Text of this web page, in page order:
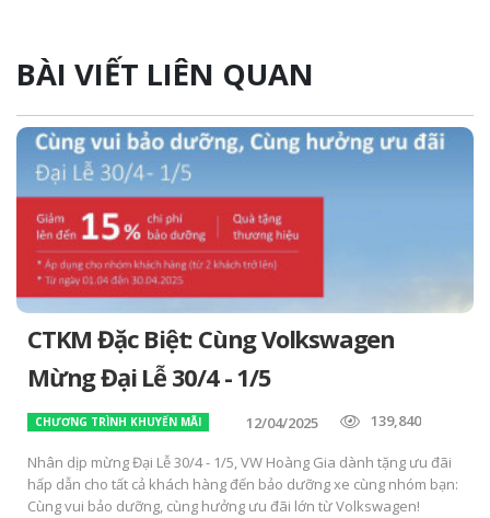
BÀI VIẾT LIÊN QUAN
CTKM Đặc Biệt: Cùng Volkswagen
Mừng Đại Lễ 30/4 - 1/5
CHƯƠNG TRÌNH KHUYẾN MÃI 12/04/2025 139,840
Nhân dịp mừng Đại Lễ 30/4 - 1/5, VW Hoàng Gia dành tặng ưu đãi
hấp dẫn cho tất cả khách hàng đến bảo dưỡng xe cùng nhóm bạn:
Cùng vui bảo dưỡng, cùng hưởng ưu đãi lớn từ Volkswagen!